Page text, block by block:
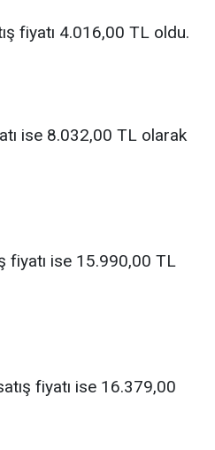
fiyatı 4.016,00 TL oldu.
ise 8.032,00 TL olarak
fiyatı ise 15.990,00 TL
fiyatı ise 16.379,00